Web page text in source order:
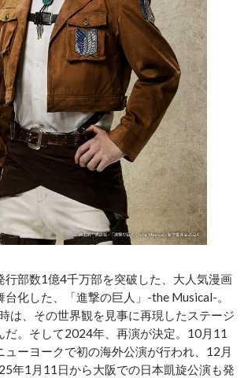
部数1億4千万部を突破した、大人気漫画
台化した、「進撃の巨人」-the Musical-。
は、その世界観を見事に再現したステージ
だ。そして2024年、再演が決定。10月11
ューヨークで初の海外公演が行われ、12月
年1月11日から大阪での日本凱旋公演も発